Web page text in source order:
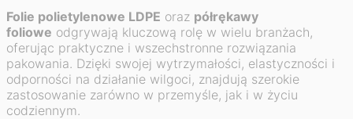
Folie polietylenowe LDPE oraz półrękawy
foliowe odgrywają kluczową rolę w wielu branżach,
oferując praktyczne i wszechstronne rozwiązania
pakowania. Dzięki swojej wytrzymałości, elastyczności i
odporności na działanie wilgoci, znajdują szerokie
zastosowanie zarówno w przemyśle, jak i w życiu
codziennym.